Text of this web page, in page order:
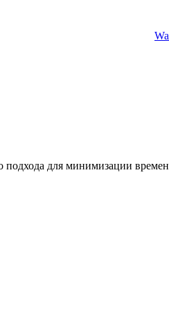
для минимизации